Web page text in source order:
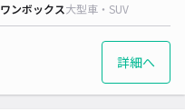
ワンボックス大型車・SUV
詳細へ